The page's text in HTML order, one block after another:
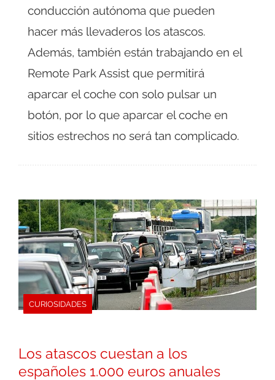
conducción autónoma que pueden
hacer más llevaderos los atascos.
Además, también están trabajando en el
Remote Park Assist que permitirá
aparcar el coche con solo pulsar un
botón, por lo que aparcar el coche en
sitios estrechos no será tan complicado.
CURIOSIDADES
Los atascos cuestan a los
españoles 1.000 euros anuales